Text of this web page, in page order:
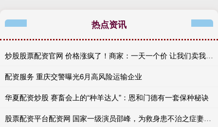
热点资讯
炒股股票配资官网 价格涨疯了！商家：一天一个价 让我们卖我们也不想卖 也不敢贸然囤货
配资服务 重庆交警曝光6月高风险运输企业
华夏配资炒股 赛畜会上的“种羊达人”：恩和门德有一套保种秘诀
股票配资平台配资网 国家一级演员邵峰，为救身患不治之症妻子倾家荡产，如今他怎样了